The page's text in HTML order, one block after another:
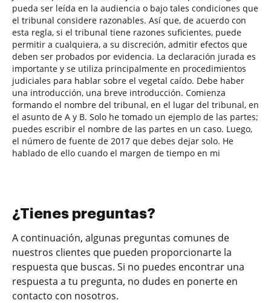
pueda ser leída en la audiencia o bajo tales condiciones que
el tribunal considere razonables. Así que, de acuerdo con
esta regla, si el tribunal tiene razones suficientes, puede
permitir a cualquiera, a su discreción, admitir efectos que
deben ser probados por evidencia. La declaración jurada es
importante y se utiliza principalmente en procedimientos
judiciales para hablar sobre el vegetal caído. Debe haber
una introducción, una breve introducción. Comienza
formando el nombre del tribunal, en el lugar del tribunal, en
el asunto de A y B. Solo he tomado un ejemplo de las partes;
puedes escribir el nombre de las partes en un caso. Luego,
el número de fuente de 2017 que debes dejar solo. He
hablado de ello cuando el margen de tiempo en mi
¿Tienes preguntas?
A continuación, algunas preguntas comunes de
nuestros clientes que pueden proporcionarte la
respuesta que buscas. Si no puedes encontrar una
respuesta a tu pregunta, no dudes en ponerte en
contacto con nosotros.